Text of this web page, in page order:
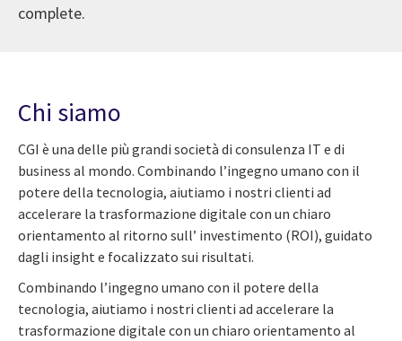
complete.
Chi siamo
CGI è una delle più grandi società di consulenza IT e di
business al mondo. Combinando l’ingegno umano con il
potere della tecnologia, aiutiamo i nostri clienti ad
accelerare la trasformazione digitale con un chiaro
orientamento al ritorno sull’ investimento (ROI), guidato
dagli insight e focalizzato sui risultati.
Combinando l’ingegno umano con il potere della
tecnologia, aiutiamo i nostri clienti ad accelerare la
trasformazione digitale con un chiaro orientamento al